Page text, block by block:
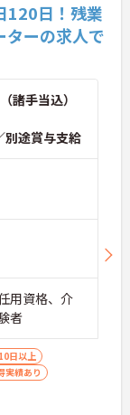
120日！残業
ーの求人で
諸手当込）
別途賞与支給
用資格、介
者
日以上
実績あり